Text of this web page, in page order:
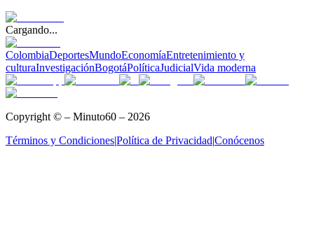
Cargando...
ColombiaDeportesMundoEconomíaEntretenimiento y
culturaInvestigaciónBogotáPolíticaJudicialVida moderna
Copyright © – Minuto60 – 2026
Términos y Condiciones|Política de Privacidad|Conócenos